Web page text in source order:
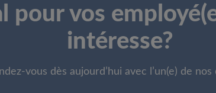
pour vos
intéresse?
vous dès aujourd’hui avec l’un(e) de